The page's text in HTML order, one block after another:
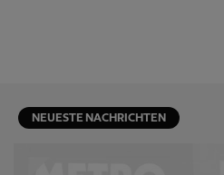
NEUESTE NACHRICHTEN